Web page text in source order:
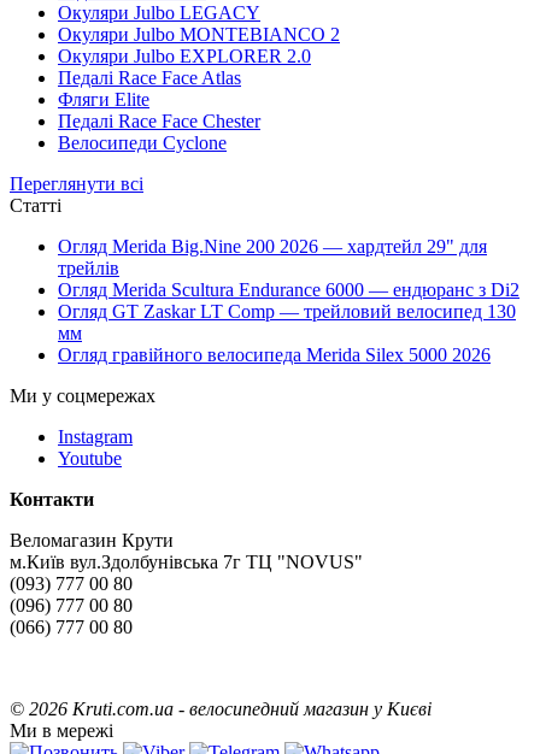
Окуляри Julbo LEGACY
Окуляри Julbo MONTEBIANCO 2
Окуляри Julbo EXPLORER 2.0
Педалі Race Face Atlas
Фляги Elite
Педалі Race Face Chester
Велосипеди Cyclone
Переглянути всі
Статті
Огляд Merida Big.Nine 200 2026 — хардтейл 29" для
трейлів
Огляд Merida Scultura Endurance 6000 — ендюранс з Di2
Огляд GT Zaskar LT Comp — трейловий велосипед 130
мм
Огляд гравійного велосипеда Merida Silex 5000 2026
Ми у соцмережах
Instagram
Youtube
Контакти
Веломагазин Крути
м.Київ вул.Здолбунівська 7г ТЦ "NOVUS"
(093) 777 00 80
(096) 777 00 80
(066) 777 00 80
© 2026 Kruti.com.ua - велосипедний магазин у Києві
Ми в мережі